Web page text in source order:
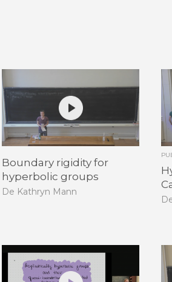
Boundary rigidity for
hyperbolic groups
De Kathryn Mann